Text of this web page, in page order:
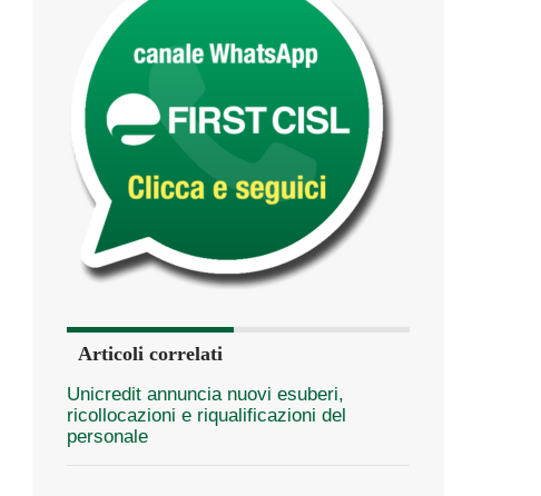
Articoli correlati
Unicredit annuncia nuovi esuberi,
ricollocazioni e riqualificazioni del
personale